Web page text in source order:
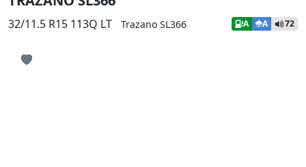
32/11.5 R15 113Q LT Trazano SL366 A A 72